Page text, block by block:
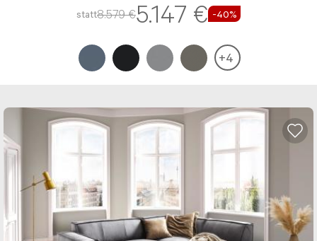
statt8.579 €5.147 € -40%
+4